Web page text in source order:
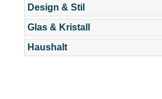
Design & Stil
Glas & Kristall
Haushalt